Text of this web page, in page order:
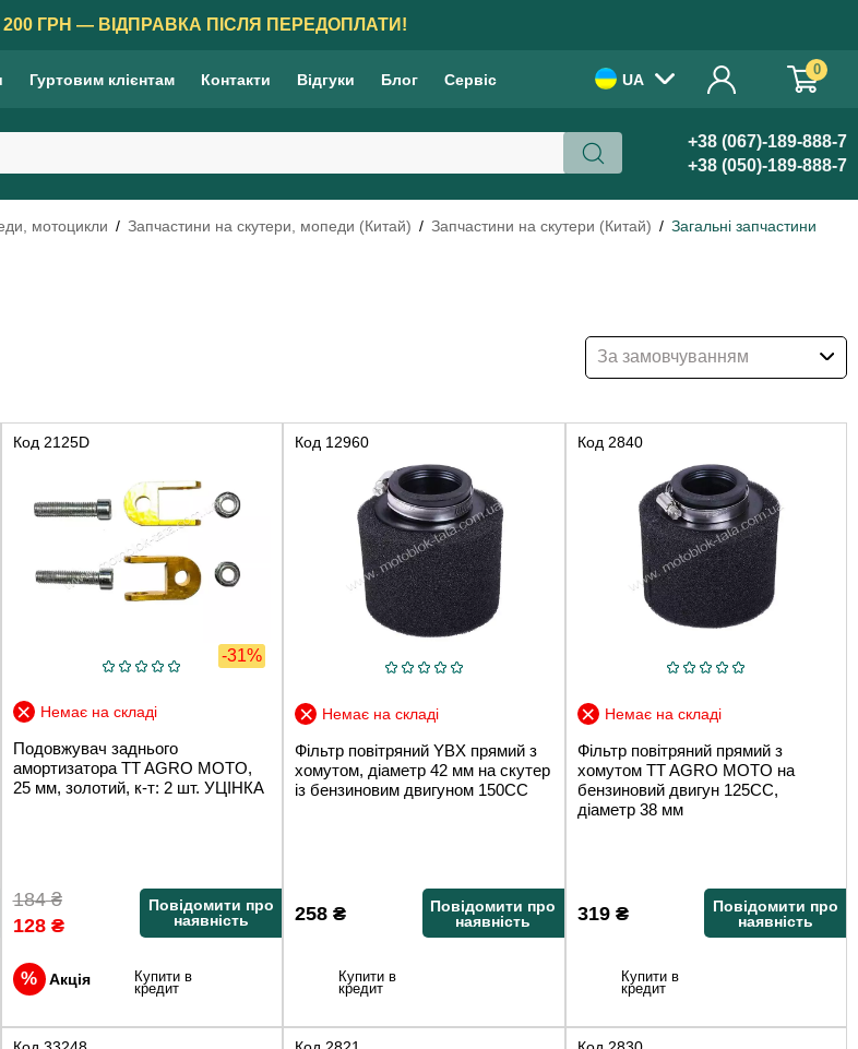
ГРН — ВІДПРАВКА ПІСЛЯ ПЕРЕДОПЛАТИ!
Гуртовим клієнтам Контакти Відгуки Блог Сервіс UA
0
+38 (067)-189-888-7
+38 (050)-189-888-7
мотоцикли Запчастини на скутери, мопеди (Китай) Запчастини на скутери (Китай) Загальні запчастини
За замовчуванням
Код 2125D
-31%
Немає на складі
Подовжувач заднього
амортизатора TT AGRO MOTO,
25 мм, золотий, к-т: 2 шт. УЦІНКА
128₴
184₴
Повідомити про
наявність
Акція Купити в
кредит
Код 12960
Немає на складі
Фільтр повітряний YBX прямий з
хомутом, діаметр 42 мм на скутер
із бензиновим двигуном 150CC
258 ₴
Повідомити про
наявність
Купити в
кредит
Код 2840
Немає на складі
Фільтр повітряний прямий з
хомутом TT AGRO MOTO на
бензиновий двигун 125CC,
діаметр 38 мм
319₴
Повідомити про
наявність
Купити в
кредит